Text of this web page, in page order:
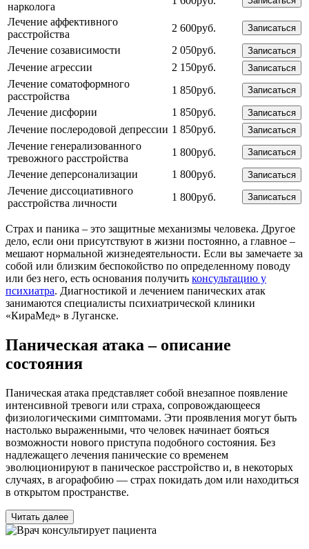
нарколога
Лечение аффективного
расстройства
2 600руб. Записаться
Лечение созависимости 2 050руб. Записаться
Лечение агрессии 2 150руб. Записаться
Лечение соматоформного
расстройства
1 850руб. Записаться
Лечение дисфории 1 850руб. Записаться
Лечение послеродовой депрессии 1 850руб. Записаться
Лечение генерализованного
тревожного расстройства
1 800руб. Записаться
Лечение деперсонализации 1 800руб. Записаться
Лечение диссоциативного
расстройства личности
1 800руб. Записаться
Страх и паника – это защитные механизмы человека. Другое
дело, если они присутствуют в жизни постоянно, а главное –
мешают нормальной жизнедеятельности. Если вы замечаете за
собой или близким беспокойство по определенному поводу
или без него, есть основания получить консультацию у
психиатра. Диагностикой и лечением панических атак
занимаются специалисты психиатрической клиники
«КираМед» в Луганске.
Паническая атака – описание
состояния
Паническая атака представляет собой внезапное появление
интенсивной тревоги или страха, сопровождающееся
физиологическими симптомами. Эти проявления могут быть
настолько выраженными, что человек начинает бояться
возможности нового приступа подобного состояния. Без
надлежащего лечения панические со временем
эволюционируют в паническое расстройство и, в некоторых
случаях, в агорафобию — страх покидать дом или находиться
в открытом пространстве.
Читать далее